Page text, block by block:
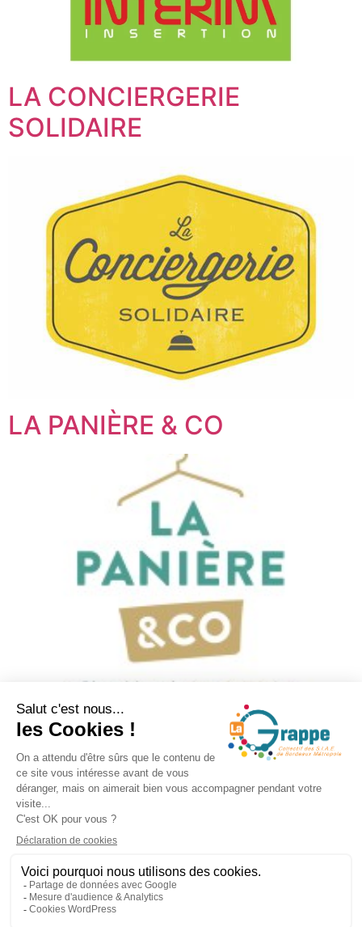
LA CONCIERGERIE
SOLIDAIRE
LA PANIÈRE & CO
Prochain